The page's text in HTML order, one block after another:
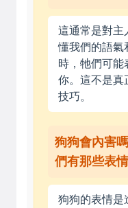
這通常是對主
懂我們的語氣
時，牠們可能
你。這不是真
技巧。
狗狗會內害
們有那些表
狗狗的表情是